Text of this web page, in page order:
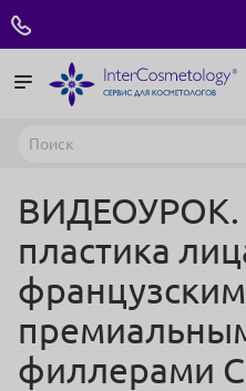
ВИДЕОУРОК.
пластика
филлерами